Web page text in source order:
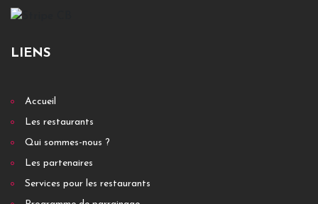
LIENS
Accueil
Les restaurants
Qui sommes-nous ?
Les partenaires
Services pour les restaurants